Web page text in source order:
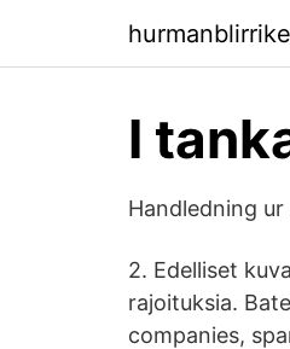
I
Handledning
2. Edelliset
rajoituksia.
companies,